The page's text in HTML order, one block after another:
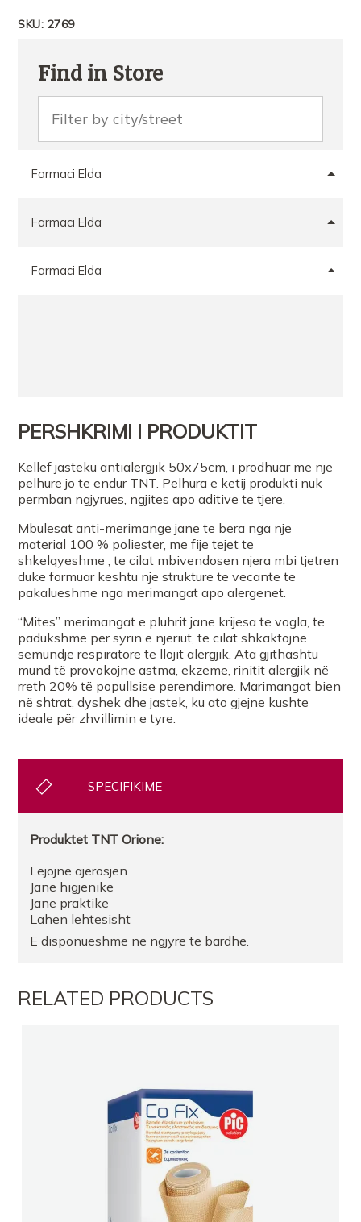
SKU: 2769
Find in Store
Farmaci Elda
Farmaci Elda
Farmaci Elda
PERSHKRIMI I PRODUKTIT
Kellef jasteku antialergjik 50x75cm, i prodhuar me nje
pelhure jo te endur TNT. Pelhura e ketij produkti nuk
permban ngjyrues, ngjites apo aditive te tjere.
Mbulesat anti-merimange jane te bera nga nje
material 100 % poliester, me fije tejet te
shkelqyeshme , te cilat mbivendosen njera mbi tjetren
duke formuar keshtu nje strukture te vecante te
pakalueshme nga merimangat apo alergenet.
“Mites” merimangat e pluhrit jane krijesa te vogla, te
padukshme per syrin e njeriut, te cilat shkaktojne
semundje respiratore te llojit alergjik. Ata gjithashtu
mund të provokojne astma, ekzeme, rinitit alergjik në
rreth 20% të popullsise perendimore. Marimangat bien
në shtrat, dyshek dhe jastek, ku ato gjejne kushte
ideale për zhvillimin e tyre.
SPECIFIKIME
Produktet TNTOrione:
Lejojne ajerosjen
Jane higjenike
Jane praktike
Lahen lehtesisht
E disponueshme ne ngjyre te bardhe.
RELATED PRODUCTS